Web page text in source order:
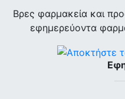
Βρες φαρμακεία και
εφημερεύοντα